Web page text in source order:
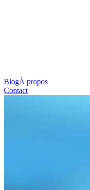
BlogÀ propos
Contact